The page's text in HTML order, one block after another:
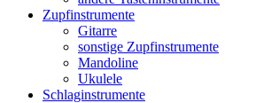
Zupfinstrumente
Gitarre
sonstige Zupfinstrumente
Mandoline
Ukulele
Schlaginstrumente